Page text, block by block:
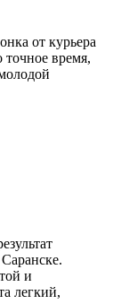
от курьера
точное время,
и
легкий,